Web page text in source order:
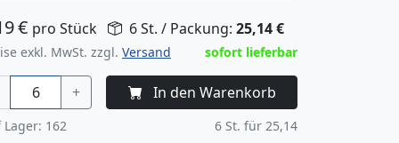
€ pro Stück 6 St. / Packung: 25,14€
exkl. MwSt. zzgl. Versand sofort lieferbar
+ In den Warenkorb
Lager: 162 6 St. für 25,14